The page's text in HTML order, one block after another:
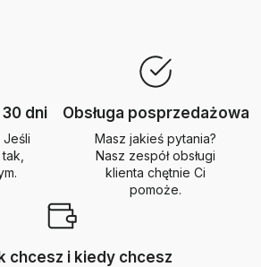
dni
Jeśli
Obsługa posprzedażowa
Masz jakieś pytania?
Nasz zespół obsługi
klienta chętnie Ci
pomoże.
chcesz i kiedy chcesz